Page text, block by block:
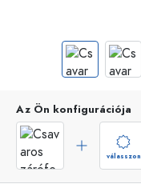
Az Ön konfigurációja
válasszon